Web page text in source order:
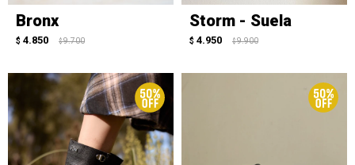
Bronx
$ 4.850 $ 9.700
Storm - Suela
$ 4.950 $ 9.900